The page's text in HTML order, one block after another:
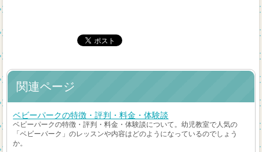
関連ページ
ベビーパークの特徴・評判・料金・体験談
ベビーパークの特徴・評判・料金・体験談について。幼児教室で人気の
「ベビーパーク」のレッスンや内容はどのようになっているのでしょう
か。